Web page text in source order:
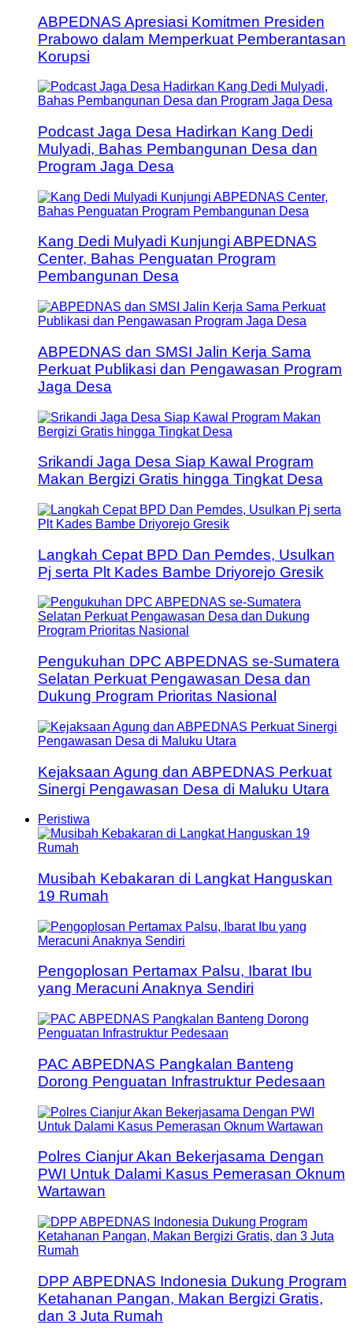
ABPEDNAS Apresiasi Komitmen Presiden
Prabowo dalam Memperkuat Pemberantasan
Korupsi
Podcast Jaga Desa Hadirkan Kang Dedi
Mulyadi, Bahas Pembangunan Desa dan
Program Jaga Desa
Kang Dedi Mulyadi Kunjungi ABPEDNAS
Center, Bahas Penguatan Program
Pembangunan Desa
ABPEDNAS dan SMSI Jalin Kerja Sama
Perkuat Publikasi dan Pengawasan Program
Jaga Desa
Srikandi Jaga Desa Siap Kawal Program
Makan Bergizi Gratis hingga Tingkat Desa
Langkah Cepat BPD Dan Pemdes, Usulkan
Pj serta Plt Kades Bambe Driyorejo Gresik
Pengukuhan DPC ABPEDNAS se-Sumatera
Selatan Perkuat Pengawasan Desa dan
Dukung Program Prioritas Nasional
Kejaksaan Agung dan ABPEDNAS Perkuat
Sinergi Pengawasan Desa di Maluku Utara
Peristiwa
Musibah Kebakaran di Langkat Hanguskan
19 Rumah
Pengoplosan Pertamax Palsu, Ibarat Ibu
yang Meracuni Anaknya Sendiri
PAC ABPEDNAS Pangkalan Banteng
Dorong Penguatan Infrastruktur Pedesaan
Polres Cianjur Akan Bekerjasama Dengan
PWI Untuk Dalami Kasus Pemerasan Oknum
Wartawan
DPP ABPEDNAS Indonesia Dukung Program
Ketahanan Pangan, Makan Bergizi Gratis,
dan 3 Juta Rumah